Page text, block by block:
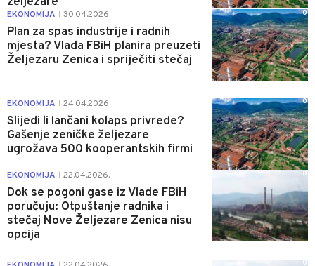
EKONOMIJA 30.04.2026.
Plan za spas industrije i radnih
mjesta? Vlada FBiH planira preuzeti
Željezaru Zenica i spriječiti stečaj
0
EKONOMIJA 24.04.2026.
Slijedi li lančani kolaps privrede?
Gašenje zeničke željezare
ugrožava 500 kooperantskih firmi
0
EKONOMIJA 22.04.2026.
Dok se pogoni gase iz Vlade FBiH
poručuju: Otpuštanje radnika i
stečaj Nove Željezare Zenica nisu
opcija
0
0